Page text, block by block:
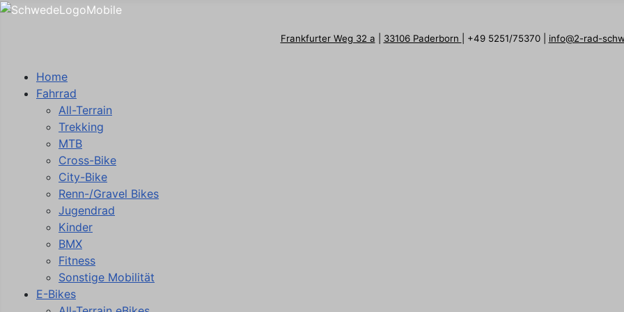
Frankfurter Weg 32 a 33106 Paderborn | +49 5251/75370 | info@2-rad-
Home
Fahrrad
All-Terrain
Trekking
MTB
Cross-Bike
City-Bike
Renn-/Gravel Bikes
Jugendrad
Kinder
BMX
Fitness
Sonstige Mobilität
E-Bikes